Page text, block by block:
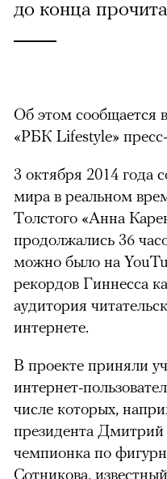
до конца
Об этом сообщается
«РБК Lifestyle»
3 октября 2014 года
мира в реальном
Толстого «Анна
продолжались 36
можно было на
рекордов Гиннесса
аудитория
интернете.
В проекте приняли
интернет-
числе которых,
президента
чемпионка по
Сотникова,